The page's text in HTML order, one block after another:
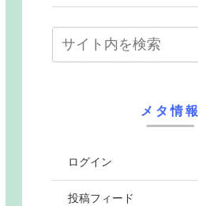
メタ情報
ログイン
投稿フィード